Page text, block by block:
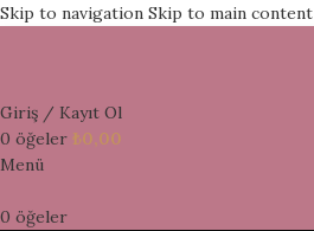
Skip to navigation Skip to main content
Giriş / Kayıt Ol
0 öğeler ₺0,00
Menü
0 öğeler